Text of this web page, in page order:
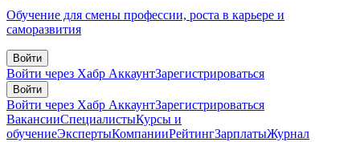
Обучение для смены профессии, роста в карьере и
саморазвития
Войти
Войти через Хабр АккаунтЗарегистрироваться
Войти
Войти через Хабр АккаунтЗарегистрироваться
ВакансииСпециалистыКурсы и
обучениеЭкспертыКомпанииРейтингЗарплатыЖурнал